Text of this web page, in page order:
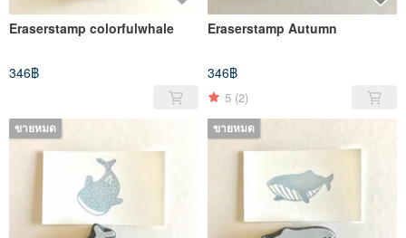
Eraserstamp colorfulwhale
346฿
Eraserstamp Autumn
346฿
5 (2)
ขายหมด ขายหมด